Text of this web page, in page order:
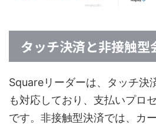
タッチ決済と非接触型
Squareリーダーは、タッチ決
も対応しており、支払いプロ
です。非接触型決済では、カ